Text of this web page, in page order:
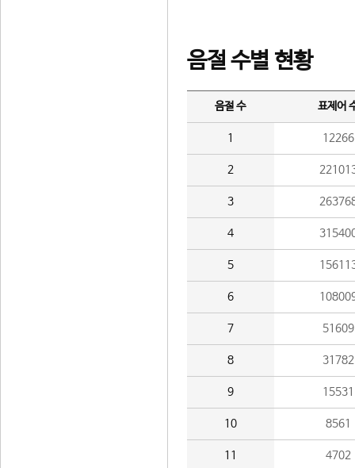
음절 수별 현황
음절 수 표제어
1 12266
2
3
4
5
6
7 51609
8 31782
9 15531
10 8561
11 4702